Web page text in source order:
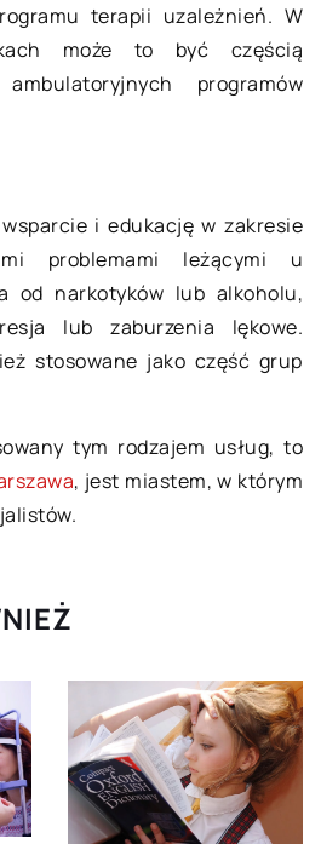
terapii uzależnień. W
może to być częścią
programów
i edukację w zakresie
problemami leżącymi u
od narkotyków lub alkoholu,
lub zaburzenia lękowe.
stosowane jako część grup
tym rodzajem usług, to
, jest miastem, w którym